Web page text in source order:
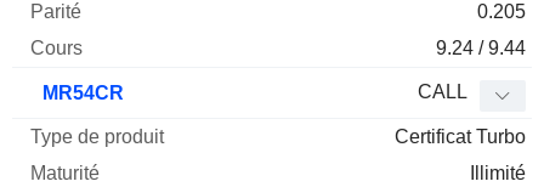
0.205
9.24 / 9.44
MR54CR CALL
Certificat Turbo
Illimité